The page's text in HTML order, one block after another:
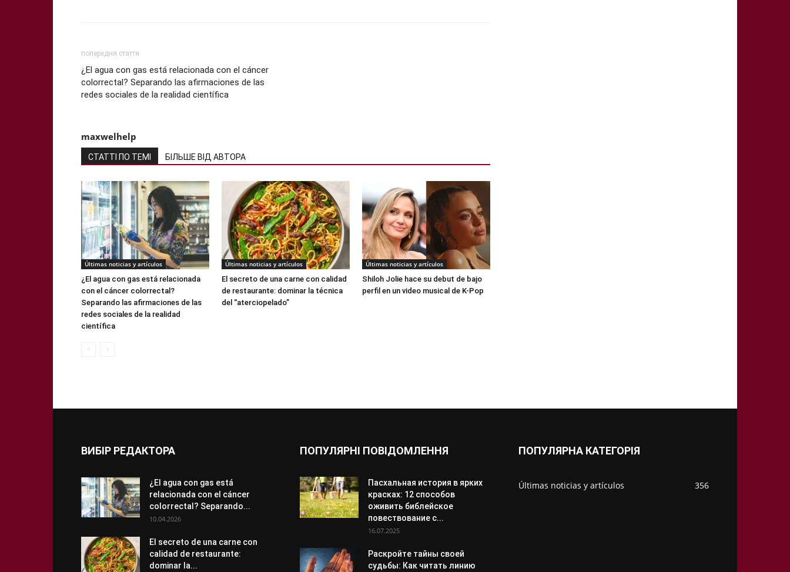
попередня стаття
¿El agua con gas está relacionada con el cáncer
colorrectal? Separando las afirmaciones de las
redes sociales de la realidad científica
maxwelhelp
СТАТТІ ПО ТЕМІ БІЛЬШЕ ВІД АВТОРА
Últimas noticias y artículos
¿El agua con gas está relacionada
con el cáncer colorrectal?
Separando las afirmaciones de las
redes sociales de la realidad
científica
Últimas noticias y artículos
El secreto de una carne con calidad
de restaurante: dominar la técnica
del “aterciopelado”
Últimas noticias y artículos
Shiloh Jolie hace su debut de bajo
perfil en un video musical de K-Pop
ВИБІР РЕДАКТОРА
¿El agua con gas está
relacionada con el cáncer
colorrectal? Separando...
10.04.2026
El secreto de una carne con
calidad de restaurante:
dominar la...
ПОПУЛЯРНІ ПОВІДОМЛЕННЯ
Пасхальная история в ярких
красках: 12 способов
оживить библейское
повествование с...
16.07.2025
Раскройте тайны своей
судьбы: Как читать линию
ПОПУЛЯРНА КАТЕГОРІЯ
Últimas noticias y artículos 356